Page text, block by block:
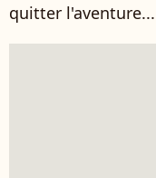
quitter l'aventure...